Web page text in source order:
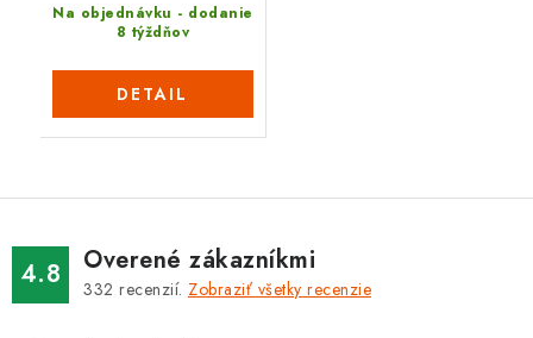
Na objednávku - dodanie
8 týždňov
DETAIL
4.8 Overené zákazníkmi
332 recenzií. Zobraziť všetky recenzie